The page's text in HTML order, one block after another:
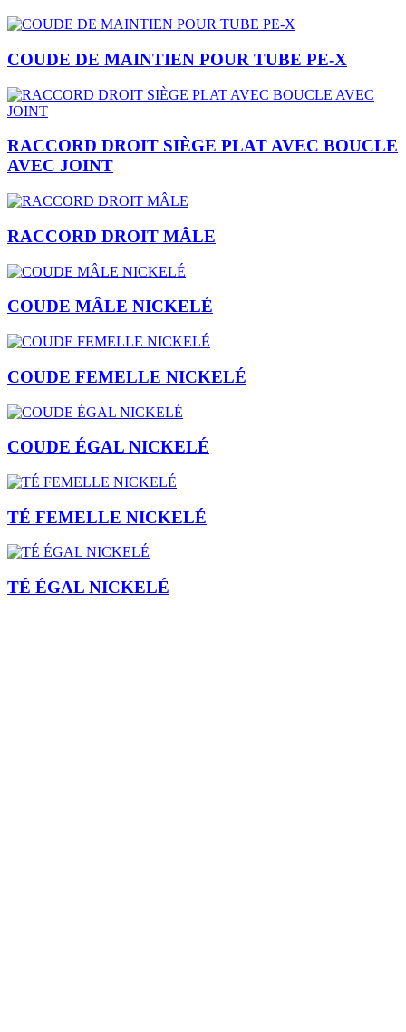
COUDE DE MAINTIEN POUR TUBE PE-X
RACCORD DROIT SIÈGE PLAT AVEC BOUCLE
AVEC JOINT
RACCORD DROIT MÂLE
COUDE MÂLE NICKELÉ
COUDE FEMELLE NICKELÉ
COUDE ÉGAL NICKELÉ
TÉ FEMELLE NICKELÉ
TÉ ÉGAL NICKELÉ